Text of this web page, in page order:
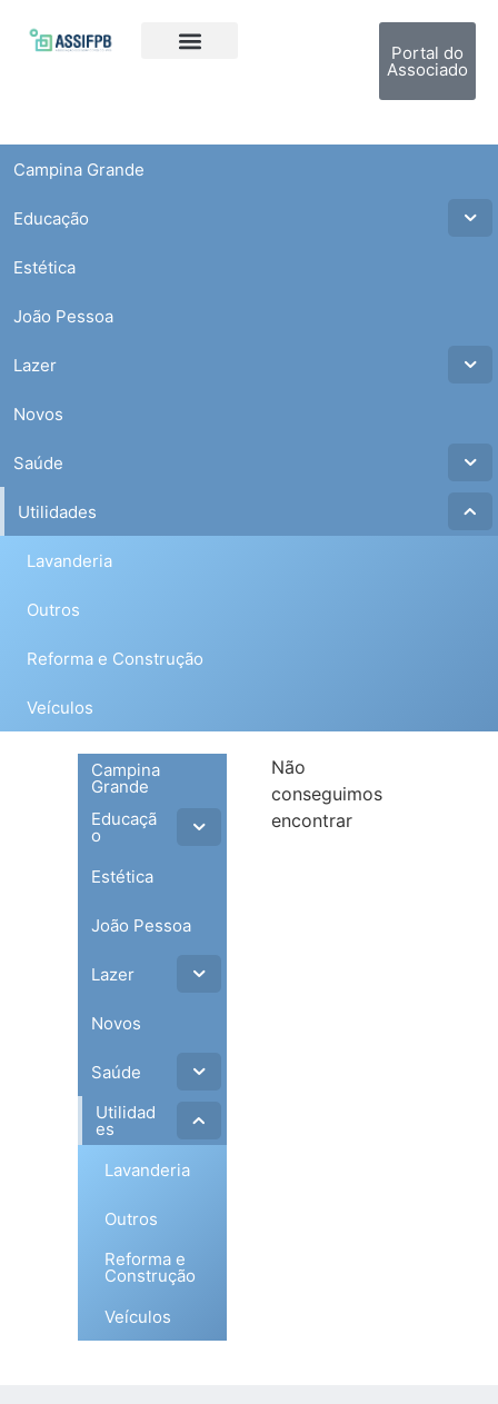
Portal do
Associado
Campina Grande
Educação
Estética
João Pessoa
Lazer
Novos
Saúde
Utilidades
Lavanderia
Outros
Reforma e Construção
Veículos
Campina
Grande
Educaçã
o
Estética
João Pessoa
Lazer
Novos
Saúde
Utilidad
es
Lavanderia
Outros
Reforma e
Construção
Veículos
Não
conseguimos
encontrar